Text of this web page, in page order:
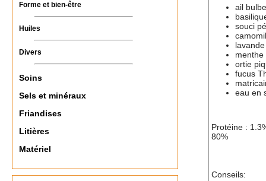
Forme et bien-être
Huiles
Divers
Soins
Sels et minéraux
Friandises
Litières
Matériel
ail
souci
menthe
ortie
fucus
eau en
Protéine :
80%
Conseils: